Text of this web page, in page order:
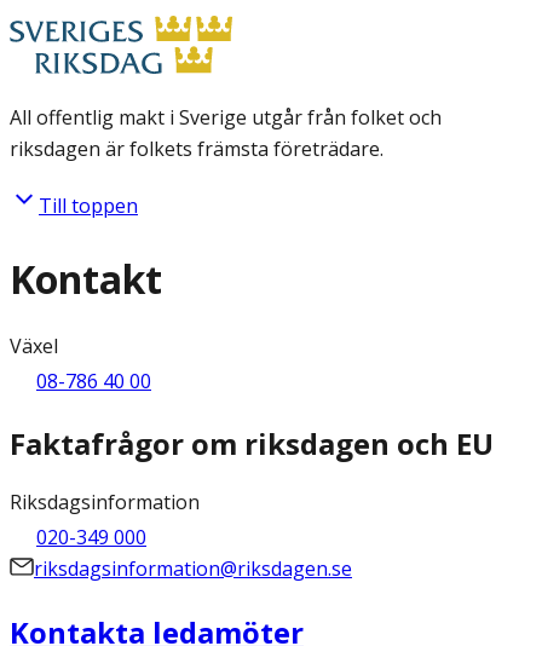
All offentlig makt i Sverige utgår från folket och
riksdagen är folkets främsta företrädare.
Till toppen
Kontakt
Växel
08-786 40 00
Faktafrågor om riksdagen och EU
Riksdagsinformation
020-349 000
riksdagsinformation@riksdagen.se
Kontakta ledamöter